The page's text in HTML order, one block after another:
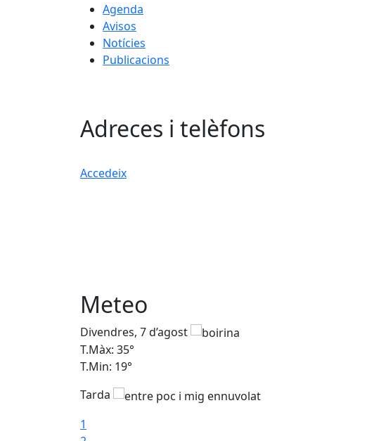
Agenda
Avisos
Notícies
Publicacions
Adreces i telèfons
Accedeix
Meteo
Divendres, 7 d’agost
T.Màx: 35°
T.Min: 19°
Tarda
1